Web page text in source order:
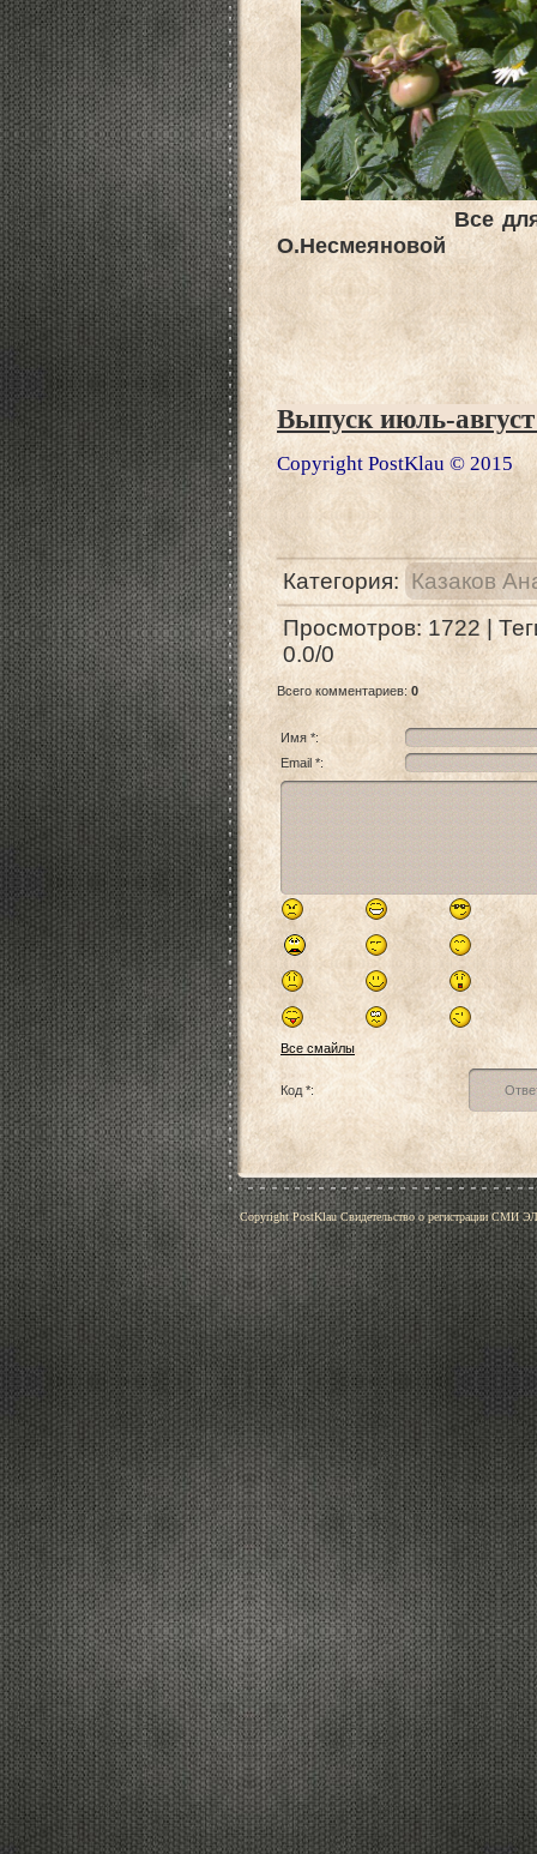
Все
О.Несмеяновой
Выпуск июль-
Copyright PostKlau © 2015
Категория: Казаков
Просмотров: 1722
0.0/0
Всего комментариев:0
Имя *:
Email *:
Все смайлы
Код *:
Copyright PostKlau Свидетельство о регистрации СМИ